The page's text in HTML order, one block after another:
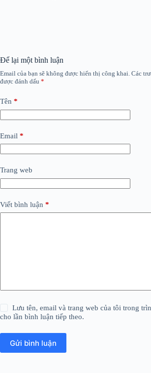
Để lại một bình luận
Email của bạn sẽ không được hiển thị công khai. Các
được đánh dấu *
Tên *
Email *
Trang web
Viết bình luận *
Lưu tên, email và trang web của tôi trong
cho lần bình luận tiếp theo.
Gửi bình luận